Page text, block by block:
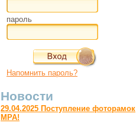
пароль
Напомнить пароль?
Новости
29.04.2025 Поступление фоторамок
МРА!